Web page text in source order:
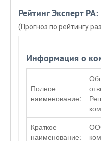
Рейтинг Эксперт РА:
(Прогноз по рейтингу
Информация о
Полное
наименование:
Краткое
наименование: